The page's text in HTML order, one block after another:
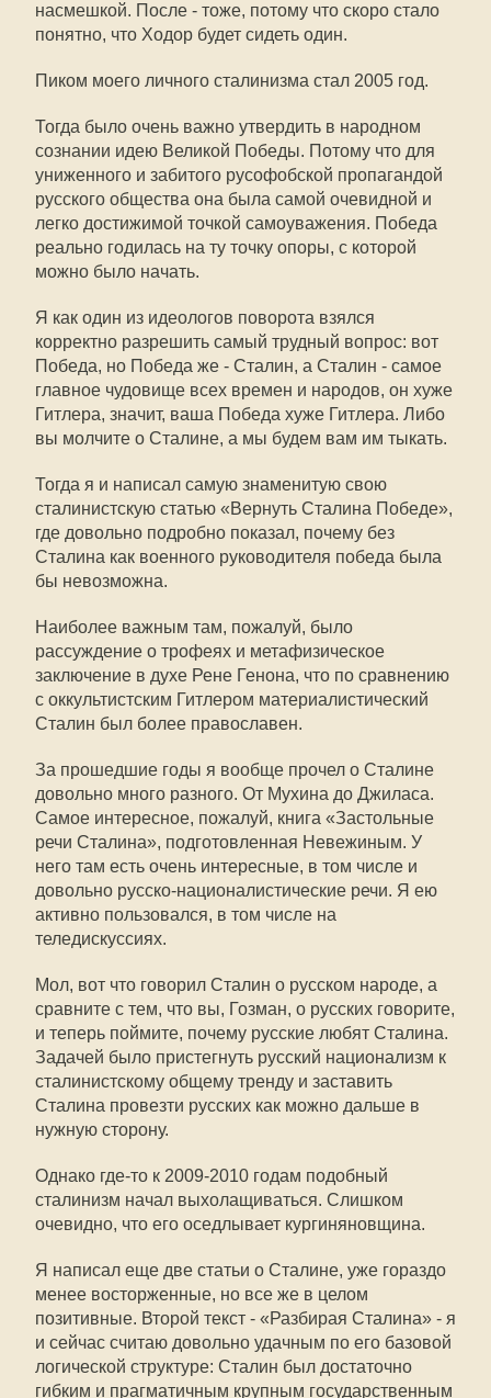
насмешкой. После - тоже, потому что скоро стало
понятно, что Ходор будет сидеть один.
Пиком моего личного сталинизма стал 2005 год.
Тогда было очень важно утвердить в народном
сознании идею Великой Победы. Потому что для
униженного и забитого русофобской пропагандой
русского общества она была самой очевидной и
легко достижимой точкой самоуважения. Победа
реально годилась на ту точку опоры, с которой
можно было начать.
Я как один из идеологов поворота взялся
корректно разрешить самый трудный вопрос: вот
Победа, но Победа же - Сталин, а Сталин - самое
главное чудовище всех времен и народов, он хуже
Гитлера, значит, ваша Победа хуже Гитлера. Либо
вы молчите о Сталине, а мы будем вам им тыкать.
Тогда я и написал самую знаменитую свою
сталинистскую статью «Вернуть Сталина Победе»,
где довольно подробно показал, почему без
Сталина как военного руководителя победа была
бы невозможна.
Наиболее важным там, пожалуй, было
рассуждение о трофеях и метафизическое
заключение в духе Рене Генона, что по сравнению
с оккультистским Гитлером материалистический
Сталин был более православен.
За прошедшие годы я вообще прочел о Сталине
довольно много разного. От Мухина до Джиласа.
Самое интересное, пожалуй, книга «Застольные
речи Сталина», подготовленная Невежиным. У
него там есть очень интересные, в том числе и
довольно русско-националистические речи. Я ею
активно пользовался, в том числе на
теледискуссиях.
Мол, вот что говорил Сталин о русском народе, а
сравните с тем, что вы, Гозман, о русских говорите,
и теперь поймите, почему русские любят Сталина.
Задачей было пристегнуть русский национализм к
сталинистскому общему тренду и заставить
Сталина провезти русских как можно дальше в
нужную сторону.
Однако где-то к 2009-2010 годам подобный
сталинизм начал выхолащиваться. Слишком
очевидно, что его оседлывает кургиняновщина.
Я написал еще две статьи о Сталине, уже гораздо
менее восторженные, но все же в целом
позитивные. Второй текст - «Разбирая Сталина» - я
и сейчас считаю довольно удачным по его базовой
логической структуре: Сталин был достаточно
гибким и прагматичным крупным государственным